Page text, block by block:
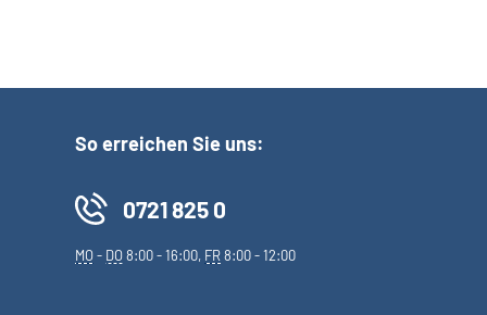
So erreichen Sie uns:
0721 825 0
MO- DO8:00 - 16:00, FR8:00 - 12:00